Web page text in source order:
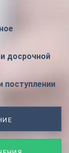
досрочной
поступлении